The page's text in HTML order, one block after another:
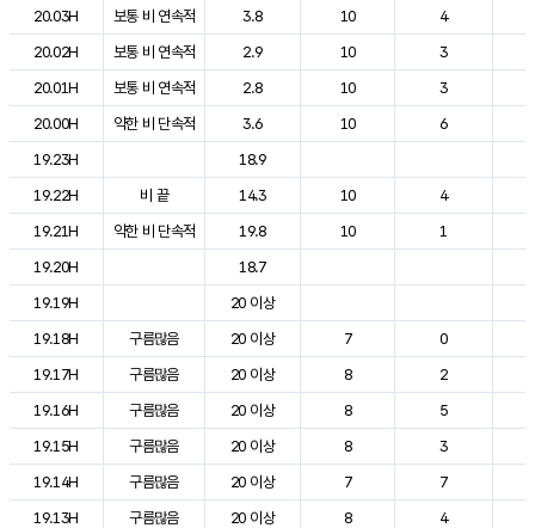
20.03H
보통 비 연속적 3.8 10 4
20.02H
보통 비 연속적 2.9 10 3
20.01H
보통 비 연속적 2.8 10 3
20.00H
약한 비 단속적 3.6 10 6
19.23H
18.9
19.22H
비 끝 14.3 10 4
19.21H
약한 비 단속적 19.8 10 1
19.20H
18.7
19.19H
20 이상
19.18H
구름많음 20 이상 7 0
19.17H
구름많음 20 이상 8 2
19.16H
구름많음 20 이상 8 5
19.15H
구름많음 20 이상 8 3
19.14H
구름많음 20 이상 7 7
19.13H
구름많음 20 이상 8 4